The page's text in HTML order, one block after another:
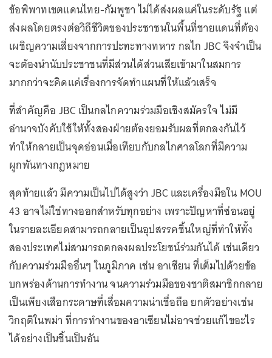
ข้อพิพาทเขตแดนไทย-กัมพูชา ไม่ได้ส่งผลแค่ในระดับรัฐ แต่
ส่งผลโดยตรงต่อวิถีชีวิตของประชาชนในพื้นที่ชายแดนที่ต้อง
เผชิญความเสี่ยงจากการปะทะทางทหาร กลไก JBC จึงจำเป็น
จะต้องนำนับประชาชนที่มีส่วนได้ส่วนเสียเข้ามาในสมการ
มากกว่าจะคิดแค่เรื่องการจัดทำแผนที่ให้แล้วเสร็จ
ที่สำคัญคือ JBC เป็นกลไกความร่วมมือเชิงสมัครใจ ไม่มี
อำนาจบังคับใช้ให้ทั้งสองฝ่ายต้องยอมรับผลที่ตกลงกันไว้
ทำให้กลายเป็นจุดอ่อนเมื่อเทียบกับกลไกศาลโลกที่มีความ
ผูกพันทางกฎหมาย
สุดท้ายแล้ว มีความเป็นไปได้สูงว่า JBC และเครื่องมือใน MOU
43 อาจไม่ใช่ทางออกสำหรับทุกอย่าง เพราะปัญหาที่ซ่อนอยู่
ในรายละเอียดสามารถกลายเป็นอุปสรรคชิ้นใหญ่ที่ทำให้ทั้ง
สองประเทศไม่สามารถตกลงผลประโยชน์ร่วมกันได้ เช่นเดียว
กับความร่วมมืออื่นๆ ในภูมิภาค เช่น อาเซียน ที่เต็มไปด้วยข้อ
บกพร่องด้านการทำงาน จนความร่วมมือของชาติสมาชิกกลาย
เป็นเพียงเสือกระดาษที่เสื่อมความน่าเชื่อถือ ยกตัวอย่างเช่น
วิกฤติในพม่า ที่การทำงานของอาเซียนไม่อาจช่วยแก้ไขอะไร
ได้อย่างเป็นชิ้นเป็นอัน